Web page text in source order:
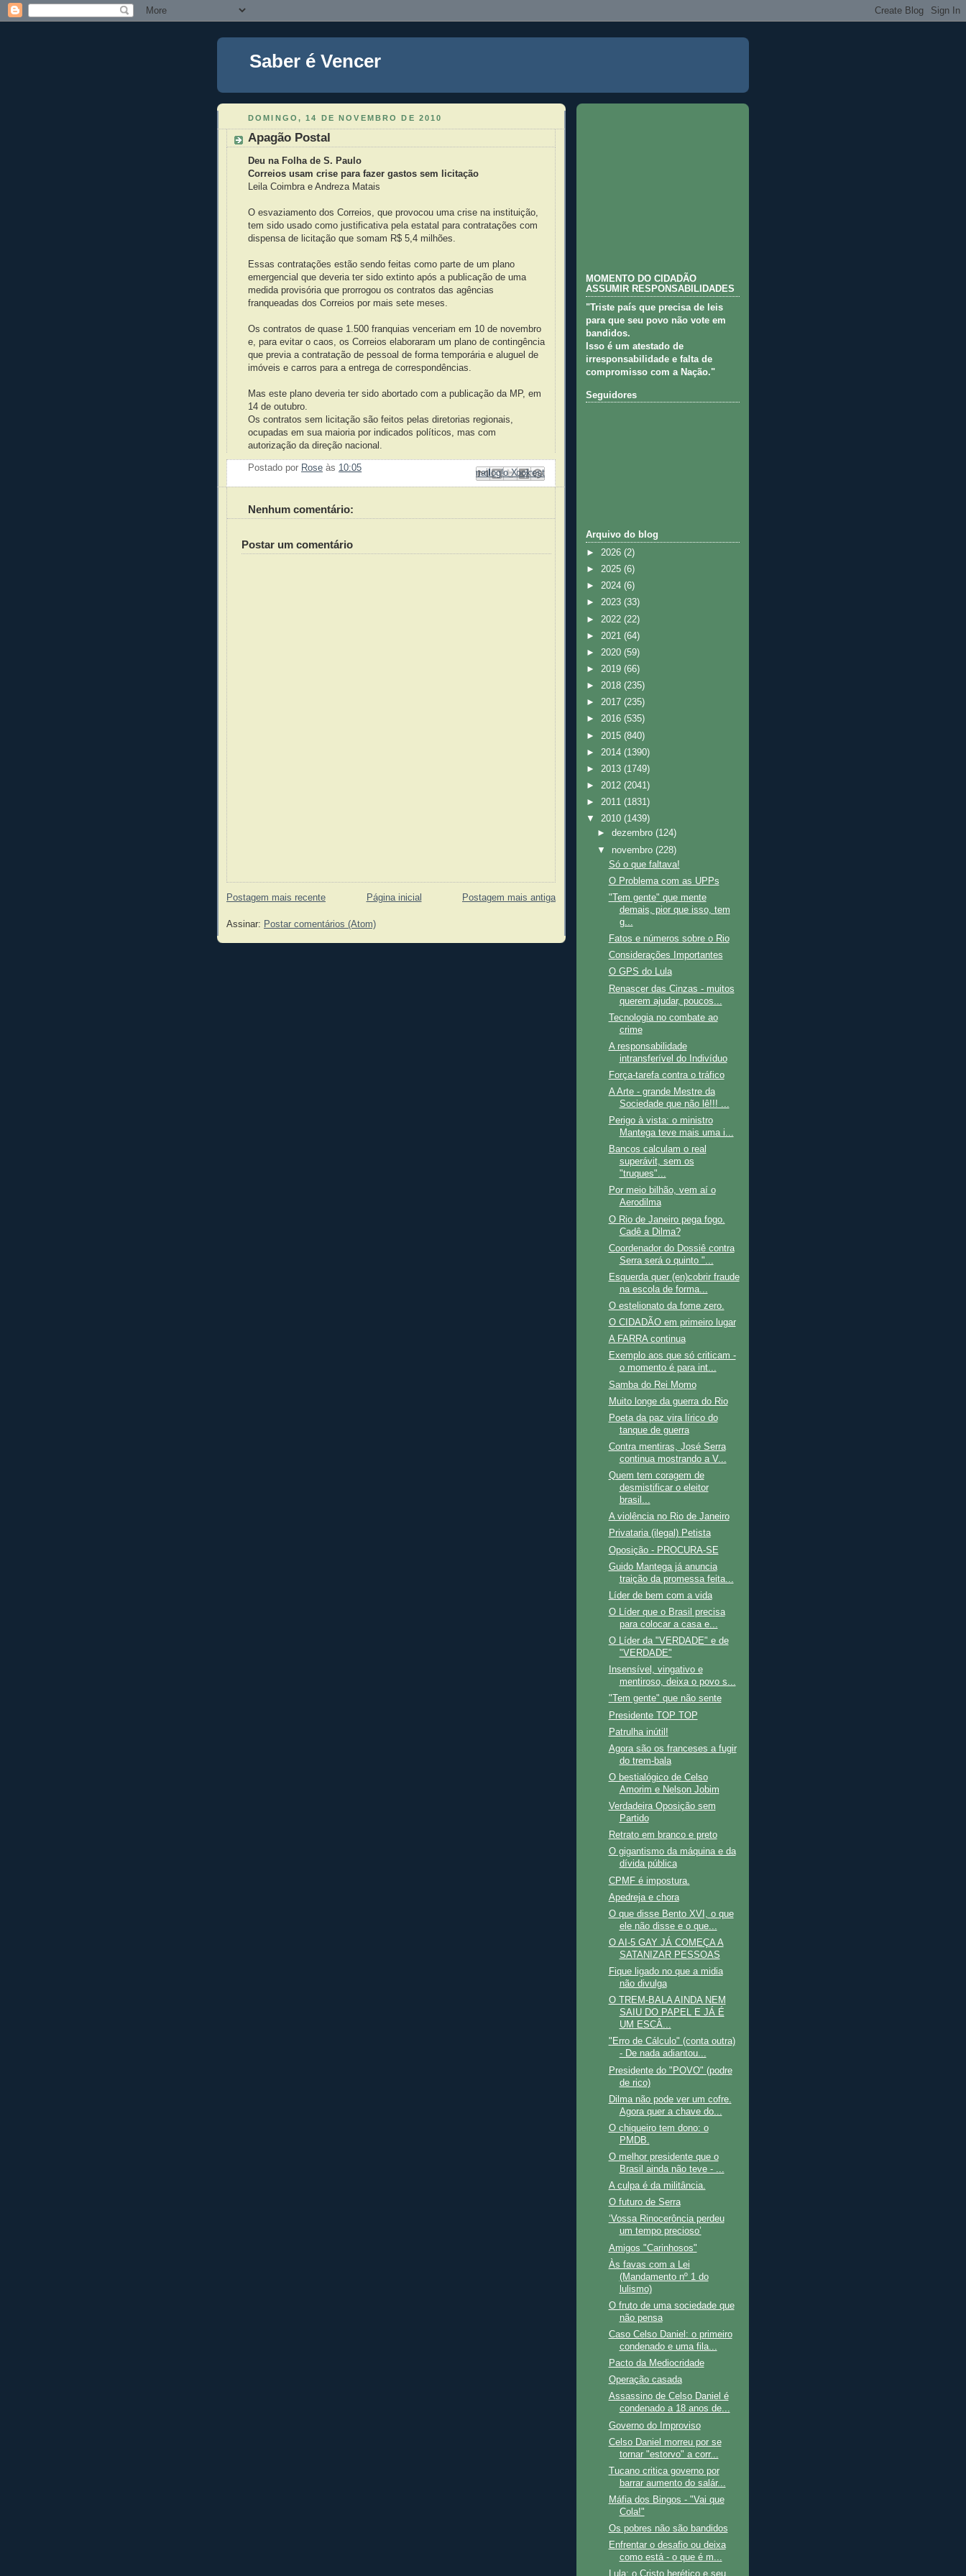
Saber é Vencer
DOMINGO, 14 DE NOVEMBRO DE 2010
Apagão Postal
Deu na Folha de S. Paulo
Correios usam crise para fazer gastos sem licitação
Leila Coimbra e Andreza Matais
O esvaziamento dos Correios, que provocou uma crise na instituição,
tem sido usado como justificativa pela estatal para contratações com
dispensa de licitação que somam R$ 5,4 milhões.
Essas contratações estão sendo feitas como parte de um plano
emergencial que deveria ter sido extinto após a publicação de uma
medida provisória que prorrogou os contratos das agências
franqueadas dos Correios por mais sete meses.
Os contratos de quase 1.500 franquias venceriam em 10 de novembro
e, para evitar o caos, os Correios elaboraram um plano de contingência
que previa a contratação de pessoal de forma temporária e aluguel de
imóveis e carros para a entrega de correspondências.
Mas este plano deveria ter sido abortado com a publicação da MP, em
14 de outubro.
Os contratos sem licitação são feitos pelas diretorias regionais,
ocupadas em sua maioria por indicados políticos, mas com
autorização da direção nacional.
Postado por Rose às 10:05 Enviar por e-mail
Postar no blog!
Compartilhar no X
Compartilhar no Facebook
Compartilhar com o Pinterest
Nenhum comentário:
Postar um comentário
Postagem mais recente Postagem mais antiga
Página inicial
Assinar: Postar comentários (Atom)
MOMENTO DO CIDADÃO
ASSUMIR RESPONSABILIDADES
"Triste país que precisa de leis
para que seu povo não vote em
bandidos.
Isso é um atestado de
irresponsabilidade e falta de
compromisso com a Nação."
Seguidores
Arquivo do blog
► 2026 (2)
► 2025 (6)
► 2024 (6)
► 2023 (33)
► 2022 (22)
► 2021 (64)
► 2020 (59)
► 2019 (66)
► 2018 (235)
► 2017 (235)
► 2016 (535)
► 2015 (840)
► 2014 (1390)
► 2013 (1749)
► 2012 (2041)
► 2011 (1831)
▼ 2010 (1439)
►dezembro(124)
▼ novembro(228)
Só o que faltava!
O Problema com as UPPs
"Tem gente" que mente
demais, pior que isso, tem
g...
Fatos e números sobre o Rio
Considerações Importantes
O GPS do Lula
Renascer das Cinzas - muitos
querem ajudar, poucos...
Tecnologia no combate ao
crime
A responsabilidade
intransferível do Indivíduo
Força-tarefa contra o tráfico
A Arte - grande Mestre da
Sociedade que não lê!!! ...
Perigo à vista: o ministro
Mantega teve mais uma i...
Bancos calculam o real
superávit, sem os
"truques"...
Por meio bilhão, vem aí o
Aerodilma
O Rio de Janeiro pega fogo.
Cadê a Dilma?
Coordenador do Dossiê contra
Serra será o quinto "...
Esquerda quer (en)cobrir fraude
na escola de forma...
O estelionato da fome zero.
O CIDADÃO em primeiro lugar
A FARRA continua
Exemplo aos que só criticam -
o momento é para int...
Samba do Rei Momo
Muito longe da guerra do Rio
Poeta da paz vira lírico do
tanque de guerra
Contra mentiras, José Serra
continua mostrando a V...
Quem tem coragem de
desmistificar o eleitor
brasil...
A violência no Rio de Janeiro
Privataria (ilegal) Petista
Oposição - PROCURA-SE
Guido Mantega já anuncia
traição da promessa feita...
Líder de bem com a vida
O Líder que o Brasil precisa
para colocar a casa e...
O Líder da "VERDADE" e de
"VERDADE"
Insensível, vingativo e
mentiroso, deixa o povo s...
"Tem gente" que não sente
Presidente TOP TOP
Patrulha inútil!
Agora são os franceses a fugir
do trem-bala
O bestialógico de Celso
Amorim e Nelson Jobim
Verdadeira Oposição sem
Partido
Retrato em branco e preto
O gigantismo da máquina e da
dívida pública
CPMF é impostura.
Apedreja e chora
O que disse Bento XVI, o que
ele não disse e o que...
O AI-5 GAY JÁ COMEÇA A
SATANIZAR PESSOAS
Fique ligado no que a midia
não divulga
O TREM-BALA AINDA NEM
SAIU DO PAPEL E JÁ É
UM ESCÂ...
"Erro de Cálculo" (conta outra)
- De nada adiantou...
Presidente do "POVO" (podre
de rico)
Dilma não pode ver um cofre.
Agora quer a chave do...
O chiqueiro tem dono: o
PMDB.
O melhor presidente que o
Brasil ainda não teve - ...
A culpa é da militância.
O futuro de Serra
‘Vossa Rinocerôncia perdeu
um tempo precioso’
Amigos "Carinhosos"
Às favas com a Lei
(Mandamento nº 1 do
lulismo)
O fruto de uma sociedade que
não pensa
Caso Celso Daniel: o primeiro
condenado e uma fila...
Pacto da Mediocridade
Operação casada
Assassino de Celso Daniel é
condenado a 18 anos de...
Governo do Improviso
Celso Daniel morreu por se
tornar "estorvo" a corr...
Tucano critica governo por
barrar aumento do salár...
Máfia dos Bingos - "Vai que
Cola!"
Os pobres não são bandidos
Enfrentar o desafio ou deixa
como está - o que é m...